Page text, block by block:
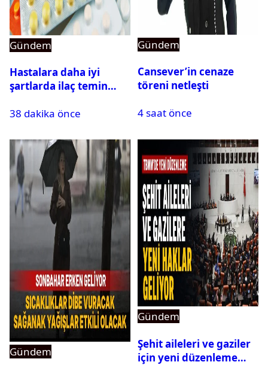
Gündem
Hastalara daha iyi
şartlarda ilaç temin
Kurumu duyurdu
38 dakika önce
Gündem
Cansever’in cenaze
töreni netleşti
4 saat önce
Gündem
Gündem
Şehit aileleri ve gaziler
için yeni düzenleme